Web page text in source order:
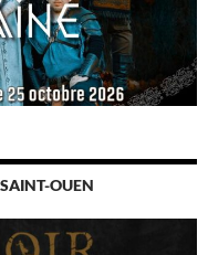
OUEN